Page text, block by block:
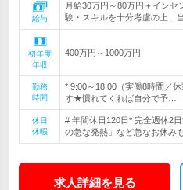
給与
月給30万円～80万円＋イン
験・スキルを十分考慮の上、
初年度
年収
400万円～1000万円
勤務
時間
* 9:00～18:00（実働8時間／
す★慣れてくれば自分で予…
休日
休暇
# 年間休日120日* 完全週休2
の急な発熱」など急なお休み
求人詳細を見る